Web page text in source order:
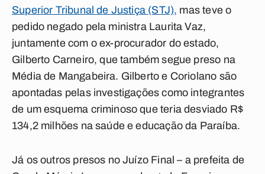
Superior Tribunal de Justiça (STJ), mas teve o
pedido negado pela ministra Laurita Vaz,
juntamente com o ex-procurador do estado,
Gilberto Carneiro, que também segue preso na
Média de Mangabeira. Gilberto e Coriolano são
apontadas pelas investigações como integrantes
de um esquema criminoso que teria desviado R$
134,2 milhões na saúde e educação da Paraíba.
Já os outros presos no Juízo Final – a prefeita de